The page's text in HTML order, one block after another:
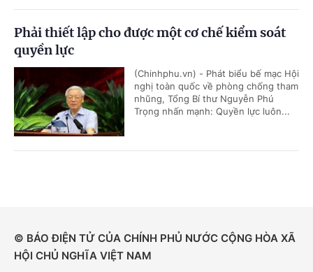
Phải thiết lập cho được một cơ chế kiểm soát
quyền lực
(Chinhphu.vn) - Phát biểu bế mạc Hội
nghị toàn quốc về phòng chống tham
nhũng, Tổng Bí thư Nguyễn Phú
Trọng nhấn mạnh: Quyền lực luôn...
© BÁO ĐIỆN TỬ CỦA CHÍNH PHỦ NƯỚC CỘNG HÒA XÃ
HỘI CHỦ NGHĨA VIỆT NAM